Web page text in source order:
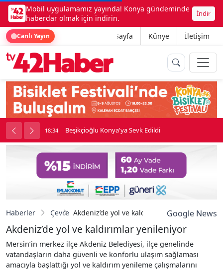
Mobil uygulamamız yayında! Konya gündeminde
haberdar olmak için indirin.
İndir
Canlı Yayın Ana Sayfa Künye İletişim
girdi 18:34 Beşikçioğlu Konya'ya Sevk Edildi
Haberler Çevre Akdeniz’de yol ve kaldırımlar yenileniyor
Google News
Akdeniz’de yol ve kaldırımlar yenileniyor
Mersin’in merkez ilçe Akdeniz Belediyesi, ilçe genelinde
vatandaşların daha güvenli ve konforlu ulaşım sağlaması
amacıyla başlattığı yol ve kaldırım yenileme çalışmalarını